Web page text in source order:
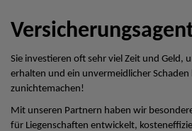
Sie investieren oft sehr viel Zeit und Geld,
erhalten und ein unvermeidlicher
zunichtemachen!
Mit unseren Partnern haben wir
für Liegenschaften entwickelt,